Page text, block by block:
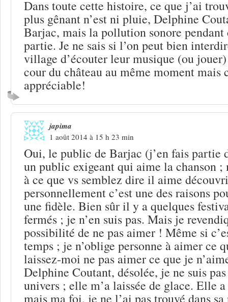
Dans toute cette histoire, ce que j’ai
plus gênant n’est ni pluie, Delphine
Barjac, mais la pollution sonore
partie. Je ne sais si l’on peut bien
village d’écouter leur musique (ou
cour du château au même moment mais
appréciable!
japima
1 août 2014 à 15 h 23 min
Oui, le public de Barjac (j’en fais partie
un public exigeant qui aime la chanson
à ce que vs semblez dire il aime
personnellement c’est une des raisons
une fidèle. Bien sûr il y a quelques
fermés ; je n’en suis pas. Mais je
possibilité de ne pas aimer ! Même si
temps ; je n’oblige personne à aimer ce
laissez-moi ne pas aimer ce que je
Delphine Coutant, désolée, je ne suis
univers ; elle m’a laissée de glace. Elle
mais ma foi, je ne l’ai pas trouvé dans